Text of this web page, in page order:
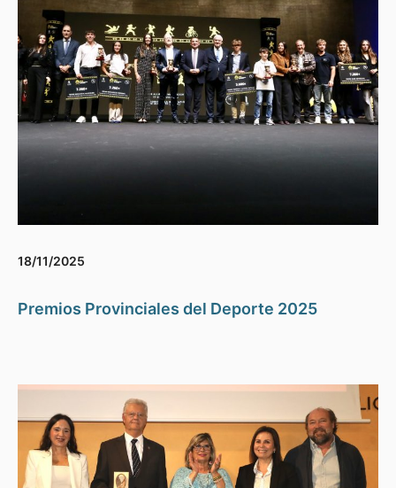
18/11/2025
Premios Provinciales del Deporte 2025